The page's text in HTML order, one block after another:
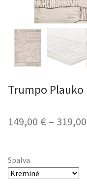
Trumpo Plauko
149,00 € – 319,00
Spalva